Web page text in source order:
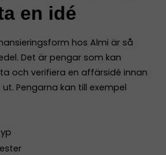
en idé
hos Almi är så
Det är pengar som kan
och verifiera en affärsidé innan
Pengarna kan till exempel